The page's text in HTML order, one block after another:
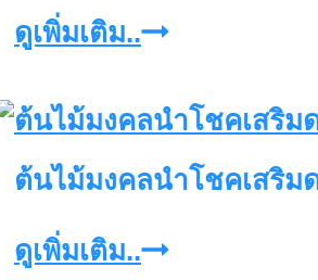
การ
ที่
อาศัย
ดูเพิ่มเติม..การ
ตั้ง
หิ้ง
พระ
ต้นไม้มงคลนำโชคเสริม
ดูเพิ่มเติม..ต้นไม้